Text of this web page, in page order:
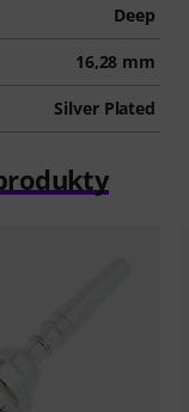
Deep
16,28 mm
Silver Plated